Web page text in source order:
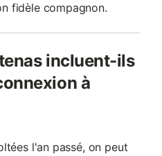
fidèle compagnon.
incluent-ils
à
l'an passé, on peut